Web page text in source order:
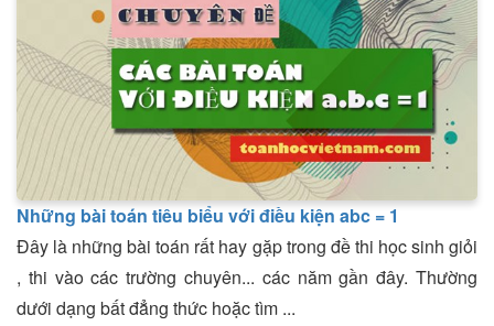
Những bài toán tiêu biểu với điều kiện abc = 1
Đây là những bài toán rất hay gặp trong đề thi học sinh giỏi
, thi vào các trường chuyên... các năm gần đây. Thường
dưới dạng bất đẳng thức hoặc tìm ...